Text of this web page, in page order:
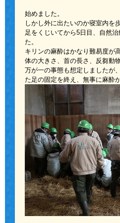
始めました。
しかし外に出たいのか寝室内を
足をくじいてから5日目、自然
た。
キリンの麻酔はかなり難易度が
体の大きさ、首の長さ、反芻動
万が一の事態も想定しましたが
た足の固定を終え、無事に麻酔